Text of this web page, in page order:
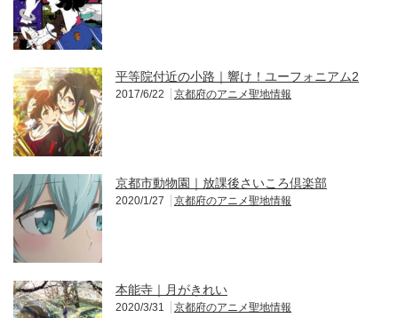
平等院付近の小路｜響け！ユーフォニアム2
2017/6/22 京都府のアニメ聖地情報
京都市動物園｜放課後さいころ倶楽部
2020/1/27 京都府のアニメ聖地情報
本能寺｜月がきれい
2020/3/31 京都府のアニメ聖地情報